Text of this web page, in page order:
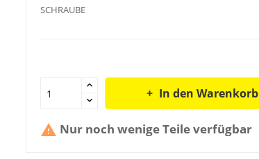
SCHRAUBE
In den Warenkorb
 Nur noch wenige Teile verfügbar